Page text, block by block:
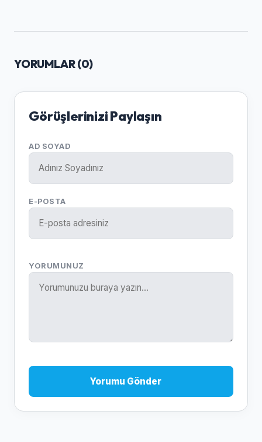
YORUMLAR (0)
Görüşlerinizi Paylaşın
AD SOYAD
E-POSTA
YORUMUNUZ
Yorumu Gönder